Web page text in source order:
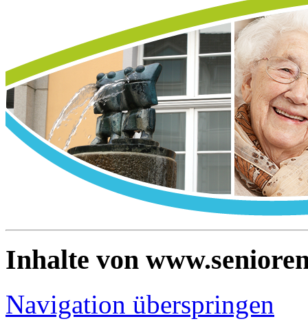
Inhalte von
Navigation überspringen